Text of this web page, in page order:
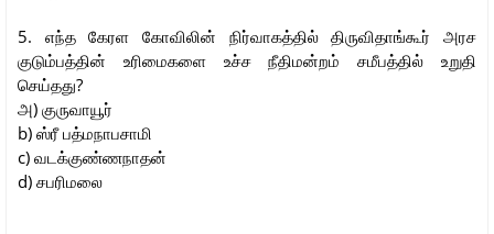
5. எந்த கேரள கோவிலின் நிர்வாகத்தில் திருவிதாங்கூர் அரச
குடும்பத்தின் உரிமைகளை உச்ச நீதிமன்றம் சமீபத்தில் உறுதி
செய்தது?
அ) குருவாயூர்
b) ஸ்ரீ பத்மநாபசாமி
c) வடக்குண்ணநாதன்
d) சபரிமலை